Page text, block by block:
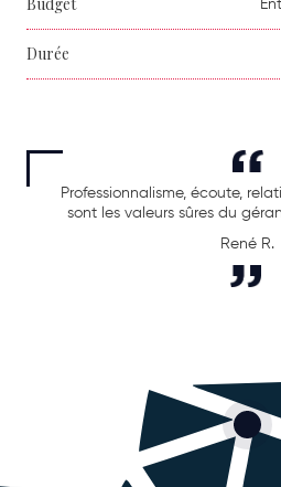
Budget
Durée
Professionnalisme, écoute,
sont les valeurs sûres du
René R.